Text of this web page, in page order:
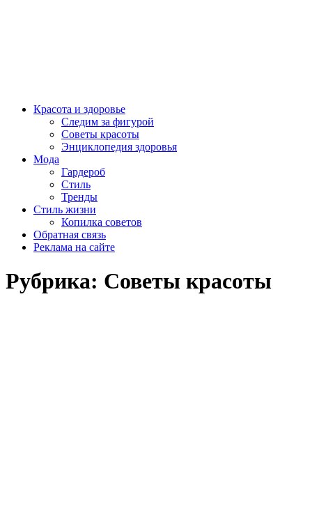
Красота и здоровье
Следим за фигурой
Советы красоты
Энциклопедия здоровья
Мода
Гардероб
Стиль
Тренды
Стиль жизни
Копилка советов
Обратная связь
Реклама на сайте
Рубрика: Советы красоты